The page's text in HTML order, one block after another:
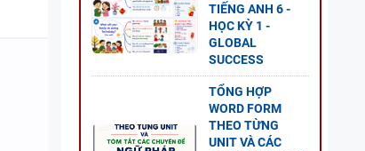
TIẾNG ANH 6 -
HỌC KỲ 1 -
GLOBAL
SUCCESS
TỔNG HỢP
WORD FORM
THEO TỪNG
UNIT VÀ CÁC